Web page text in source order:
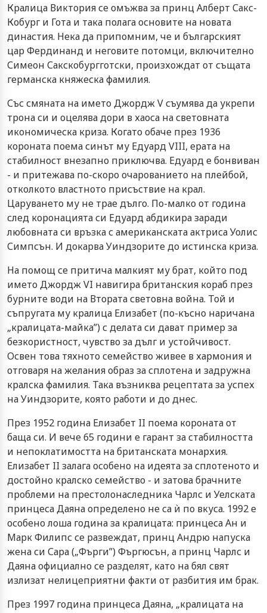
Кралица Виктория се омъжва за принц Алберт Сакс-
Кобург и Гота и така полага основите на новата
династия. Нека да припомним, че и българският
цар Фердинанд и неговите потомци, включително
Симеон Сакскобургготски, произхождат от същата
германска княжеска фамилия.
Със смяната на името Джордж V съумява да укрепи
трона си и оцелява дори в хаоса на световната
икономическа криза. Когато обаче през 1936
короната поема синът му Едуард VIII, ерата на
стабилност внезапно приключва. Едуард е бонвиван
- и притежава по-скоро очарованието на плейбой,
отколкото властното присъствие на крал.
Царуването му не трае дълго. По-малко от година
след коронацията си Едуард абдикира заради
любовната си връзка с американската актриса Уолис
Симпсън. И докарва Уиндзорите до истинска криза.
На помощ се притича малкият му брат, който под
името Джордж VI навигира британския кораб през
бурните води на Втората световна война. Той и
съпругата му кралица Елизабет (по-късно наричана
„кралицата-майка”) с делата си дават пример за
безкористност, чувство за дълг и устойчивост.
Освен това тяхното семейство живее в хармония и
отговаря на желания образ за сплотена и задружна
кралска фамилия. Така възниква рецептата за успех
на Уиндзорите, която работи и до днес.
През 1952 година Елизабет II поема короната от
баща си. И вече 65 години е гарант за стабилността
и непоклатимостта на британската монархия.
Елизабет II залага особено на идеята за сплотеното и
достойно кралско семейство - и затова брачните
проблеми на престолонаследника Чарлс и Уелската
принцеса Даяна определено не са ѝ по вкуса. 1992 е
особено лоша година за кралицата: принцеса Ан и
Марк Филипс се развеждат, принц Андрю напуска
жена си Сара („Фърги”) Фъргюсън, а принц Чарлс и
Даяна официално се разделят, като на бял свят
излизат нелицеприятни факти от разбития им брак.
През 1997 година принцеса Даяна, „кралицата на